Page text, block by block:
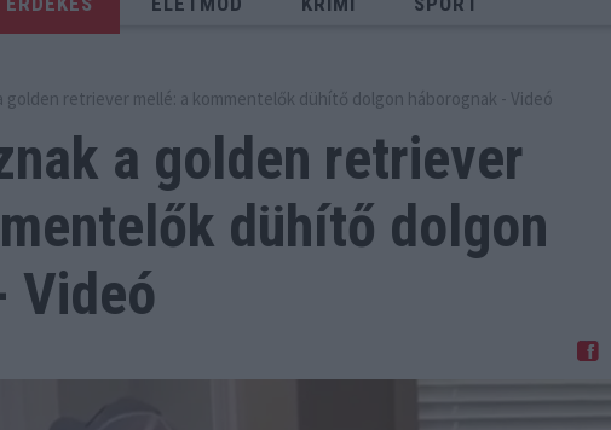
golden retriever mellé: a kommentelők dühítő dolgon háborognak - Videó
a golden retriever
dühítő dolgon
Videó